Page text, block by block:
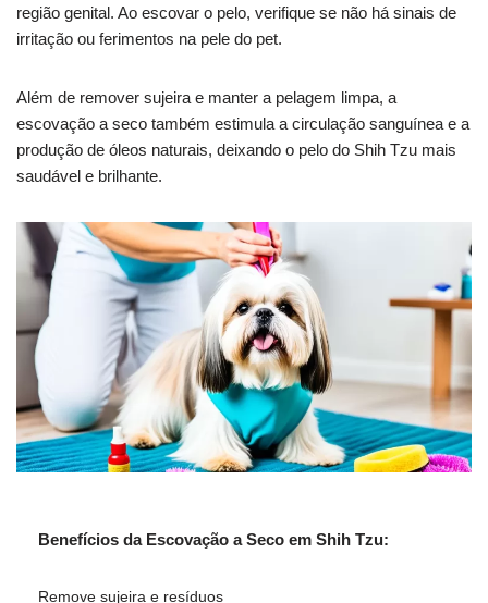
região genital. Ao escovar o pelo, verifique se não há sinais de
irritação ou ferimentos na pele do pet.
Além de remover sujeira e manter a pelagem limpa, a
escovação a seco também estimula a circulação sanguínea e a
produção de óleos naturais, deixando o pelo do Shih Tzu mais
saudável e brilhante.
Benefícios da Escovação a Seco em Shih Tzu:
Remove sujeira e resíduos